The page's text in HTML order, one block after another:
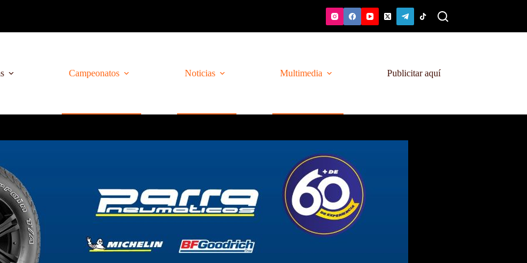
Campeonatos Noticias Multimedia Publicitar aquí